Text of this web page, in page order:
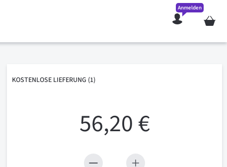
Mein
Anmelden
KOSTENLOSE LIEFERUNG (1)
56,20 €